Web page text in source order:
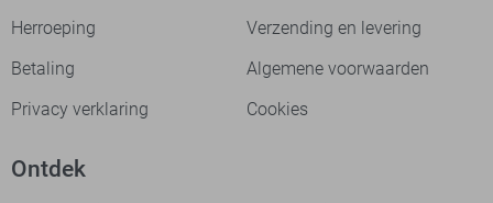
Herroeping
Verzending en levering
Betaling
Algemene voorwaarden
Privacy verklaring
Cookies
Ontdek